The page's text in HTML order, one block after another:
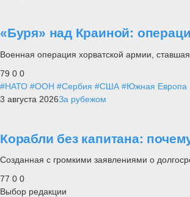
«Буря» над Краиной:
Военная операция хорватской армии,
79 0 0
#НАТО #ООН #Сербия #США #Южная Европа
3 августа 2026За рубежом
Корабли без капитана:
Созданная с громкими заявлениями о
77 0 0
Выбор редакции